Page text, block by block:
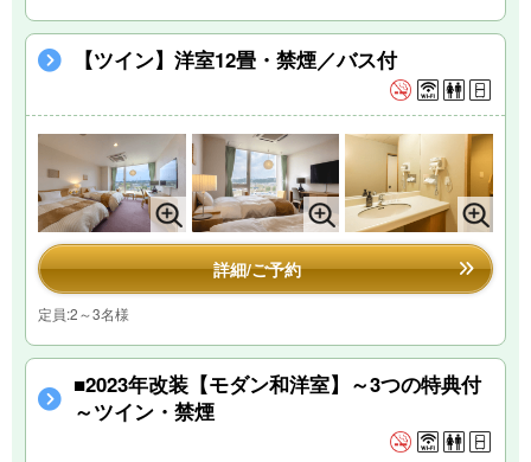
【ツイン】洋室12畳・禁煙／バス付
詳細/ご予約
定員:2～3名様
■2023年改装【モダン和洋室】～3つの特典付
～ツイン・禁煙